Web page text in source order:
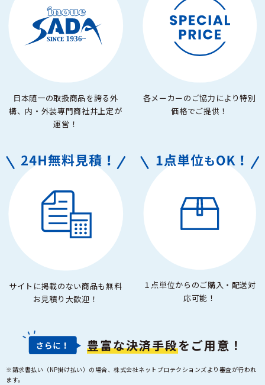
日本随一の取扱商品を誇る外
構、内・外装専門商社井上定が
運営！
各メーカーのご協力により特別
価格でご提供！
サイトに掲載のない商品も無料
お見積り大歓迎！
１点単位からのご購入・配送対
応可能！
豊富な決済手段をご用意！
※請求書払い（NP掛け払い）の場合、株式会社ネットプロテクションズより審査が行われ
ます。